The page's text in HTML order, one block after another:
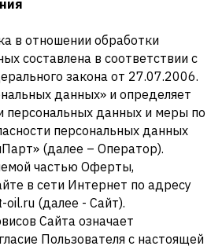
в отношении обработки
составлена в соответствии с
закона от 27.07.2006.
данных» и определяет
персональных данных и меры по
персональных данных
(далее – Оператор).
частью Оферты,
в сети Интернет по адресу
(далее - Сайт).
Сайта означает
Пользователя с настоящей